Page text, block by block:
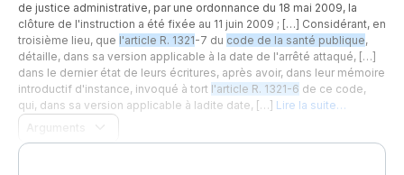
de justice administrative, par une ordonnance du 18 mai 2009, la
clôture de l'instruction a été fixée au 11 juin 2009 ; […] Considérant, en
troisième lieu, que l'article R. 1321-7 du code de la santé publique,
détaille, dans sa version applicable à la date de l'arrêté attaqué, […]
dans le dernier état de leurs écritures, après avoir, dans leur mémoire
introductif d'instance, invoqué à tort l'article R. 1321-6 de ce code,
qui, dans sa version applicable à ladite date, […] Lire la suite…
Arguments